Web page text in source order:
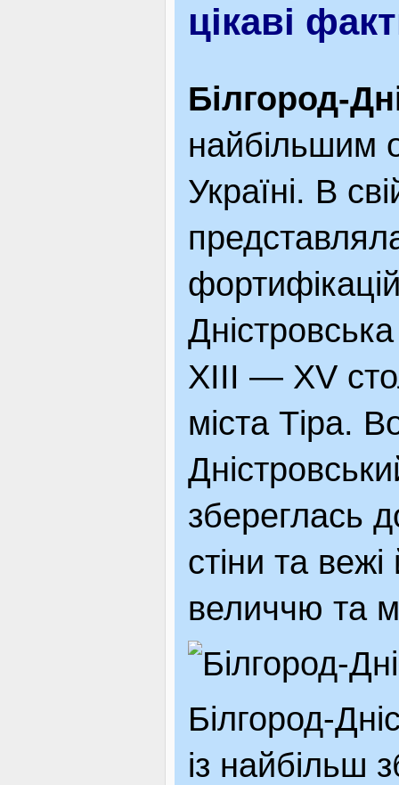
ТРАНСФЕР
ВІДВІДУВАЧАМ
ОГОЛОШЕННЯ
ЯК ДОЇХАТИ
цікаві
Білгород-
найбільшим
Україні. В
XIII — XV
міста Тіра.
збереглась
стіни та
величчю та
Білгород-
із найбільш